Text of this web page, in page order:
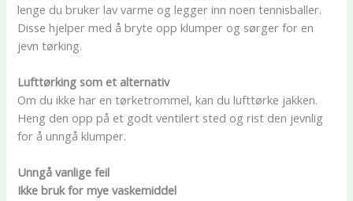
lenge du bruker lav varme og legger inn noen tennisballer.
Disse hjelper med å bryte opp klumper og sørger for en
jevn tørking.
Lufttørking som et alternativ
Om du ikke har en tørketrommel, kan du lufttørke jakken.
Heng den opp på et godt ventilert sted og rist den jevnlig
for å unngå klumper.
Unngå vanlige feil
Ikke bruk for mye vaskemiddel